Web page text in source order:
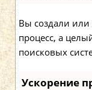
Вы создали или
процесс, а
поисковых
Ускорение